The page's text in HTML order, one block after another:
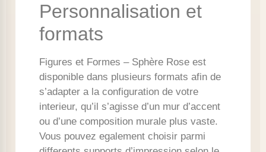
Personnalisation et
formats
Figures et Formes – Sphère Rose est
disponible dans plusieurs formats afin de
s’adapter a la configuration de votre
interieur, qu’il s’agisse d’un mur d’accent
ou d’une composition murale plus vaste.
Vous pouvez egalement choisir parmi